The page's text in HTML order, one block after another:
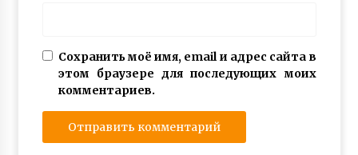
Сохранить моё имя, email и адрес сайта в
этом браузере для последующих моих
комментариев.